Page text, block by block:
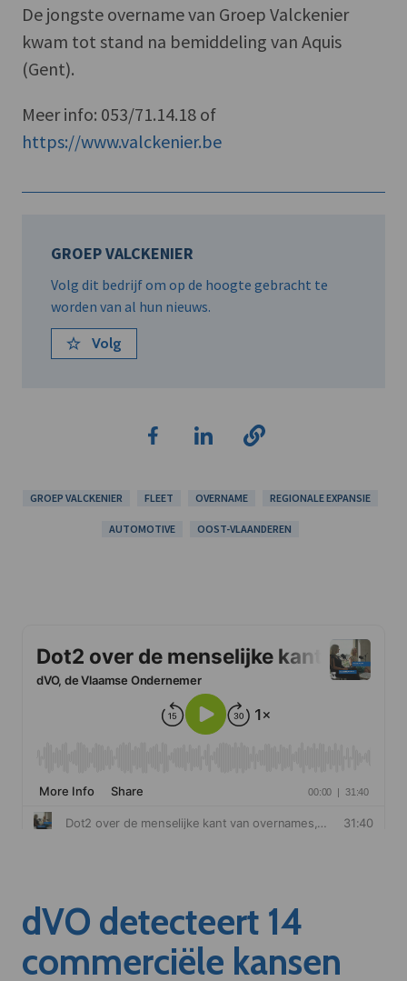
De jongste overname van Groep Valckenier
kwam tot stand na bemiddeling van Aquis
(Gent).
Meer info: 053/71.14.18 of
https://www.valckenier.be
GROEP VALCKENIER
Volg dit bedrijf om op de hoogte gebracht te
worden van al hun nieuws.
Volg
GROEP VALCKENIER FLEET OVERNAME REGIONALE EXPANSIE
AUTOMOTIVE OOST-VLAANDEREN
dVO detecteert 14
commerciële kansen